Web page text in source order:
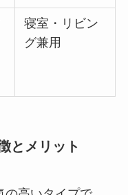
寝室・リビン
グ兼用
とメリット